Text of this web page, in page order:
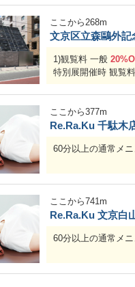
ここから268m
文京区立森鷗外記
1)観覧料 一般
特別展開催時 観覧料
を除く)20%OFF
ここから377m
Re.Ra.Ku 千駄木
60分以上の通常メ
ここから741m
Re.Ra.Ku 文京白
60分以上の通常メ